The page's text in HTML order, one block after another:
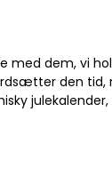
dem, vi
den tid,